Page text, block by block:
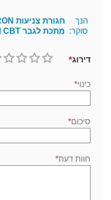
הנך
סוקר: מתכת לגבר BDSM CBT
דירוג
כינוי
סיכום
חוות דעת